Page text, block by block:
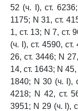
52 (ч. I), ст.
1175; N 31, ст.
1, ст. 13; N 7, ст.
(ч. I), ст. 4590,
26, ст. 3446; N
14, ст. 1643; N
1840; N 30 (ч. I),
4218; N 42, ст.
3951; N 29 (ч. I),